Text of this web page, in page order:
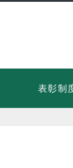
表彰制